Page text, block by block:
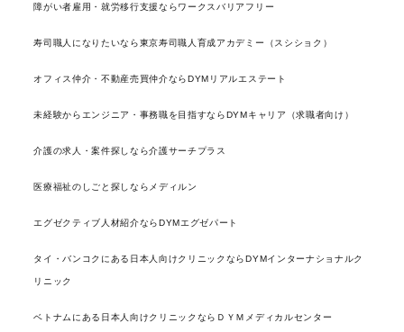
障がい者雇用・就労移行支援ならワークスバリアフリー
寿司職人になりたいなら東京寿司職人育成アカデミー（スシショク）
オフィス仲介・不動産売買仲介ならDYMリアルエステート
未経験からエンジニア・事務職を目指すならDYMキャリア（求職者向け）
介護の求人・案件探しなら介護サーチプラス
医療福祉のしごと探しならメディルン
エグゼクティブ人材紹介ならDYMエグゼパート
タイ・バンコクにある日本人向けクリニックならDYMインターナショナルク
リニック
ベトナムにある日本人向けクリニックならＤＹＭメディカルセンター